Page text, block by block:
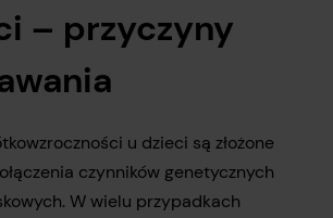
– przyczyny
u dzieci są złożone
czynników genetycznych
W wielu przypadkach